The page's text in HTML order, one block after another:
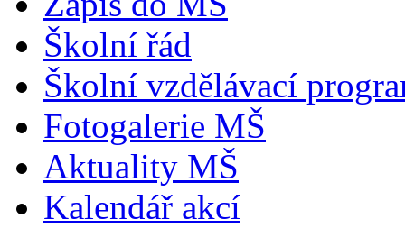
Školní řád
Školní vzdělávací
Fotogalerie MŠ
Aktuality MŠ
Kalendář akcí